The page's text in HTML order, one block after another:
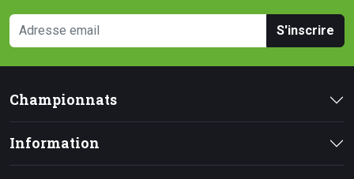
S'inscrire
Championnats
Information